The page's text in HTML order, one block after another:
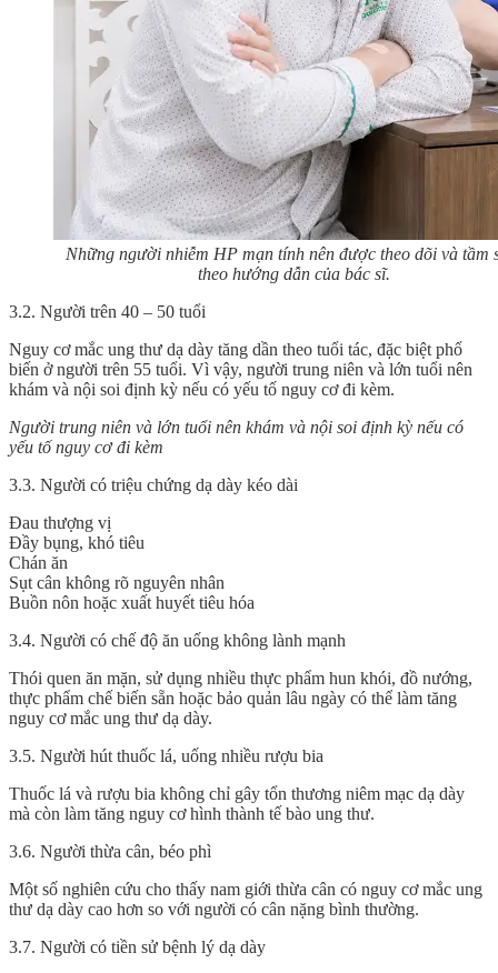
Những người nhiễm HP mạn tính nên được theo dõi và tầm
theo hướng dẫn của bác sĩ.
3.2. Người trên 40 – 50 tuổi
Nguy cơ mắc ung thư dạ dày tăng dần theo tuổi tác, đặc biệt phổ
biến ở người trên 55 tuổi. Vì vậy, người trung niên và lớn tuổi nên
khám và nội soi định kỳ nếu có yếu tố nguy cơ đi kèm.
Người trung niên và lớn tuổi nên khám và nội soi định kỳ nếu có
yếu tố nguy cơ đi kèm
3.3. Người có triệu chứng dạ dày kéo dài
Đau thượng vị
Đầy bụng, khó tiêu
Chán ăn
Sụt cân không rõ nguyên nhân
Buồn nôn hoặc xuất huyết tiêu hóa
3.4. Người có chế độ ăn uống không lành mạnh
Thói quen ăn mặn, sử dụng nhiều thực phẩm hun khói, đồ nướng,
thực phẩm chế biến sẵn hoặc bảo quản lâu ngày có thể làm tăng
nguy cơ mắc ung thư dạ dày.
3.5. Người hút thuốc lá, uống nhiều rượu bia
Thuốc lá và rượu bia không chỉ gây tổn thương niêm mạc dạ dày
mà còn làm tăng nguy cơ hình thành tế bào ung thư.
3.6. Người thừa cân, béo phì
Một số nghiên cứu cho thấy nam giới thừa cân có nguy cơ mắc ung
thư dạ dày cao hơn so với người có cân nặng bình thường.
3.7. Người có tiền sử bệnh lý dạ dày